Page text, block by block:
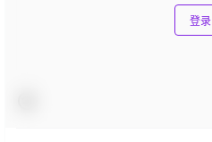
登录